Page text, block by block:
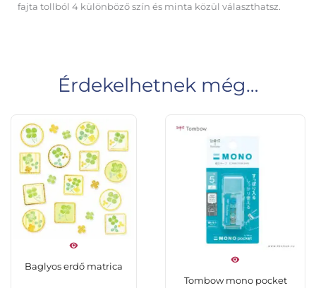
fajta tollból 4 különböző szín és minta közül választhatsz.
Érdekelhetnek még…
Baglyos erdő matrica
Tombow mono pocket